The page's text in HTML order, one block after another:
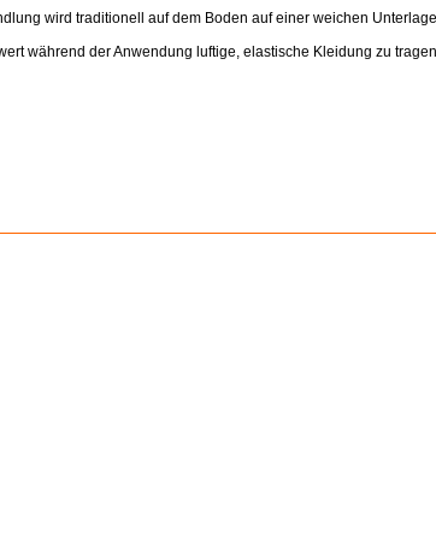
wird traditionell auf dem Boden auf einer weichen
während der Anwendung luftige, elastische Kleidung zu